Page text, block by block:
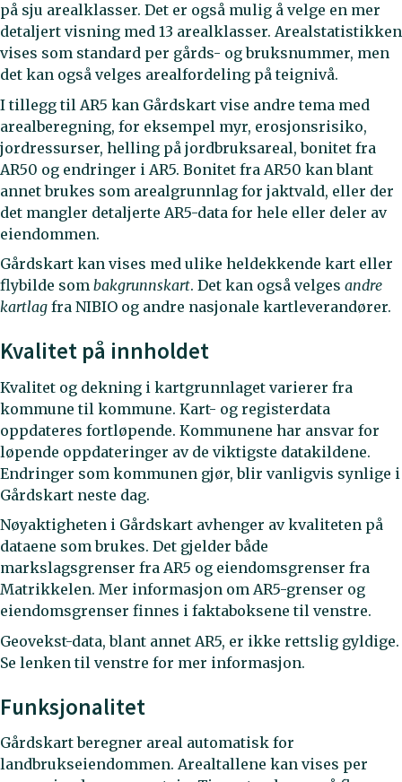
på sju arealklasser. Det er også mulig å velge en mer
detaljert visning med 13 arealklasser. Arealstatistikken
vises som standard per gårds- og bruksnummer, men
det kan også velges arealfordeling på teignivå.
I tillegg til AR5 kan Gårdskart vise andre tema med
arealberegning, for eksempel myr, erosjonsrisiko,
jordressurser, helling på jordbruksareal, bonitet fra
AR50 og endringer i AR5. Bonitet fra AR50 kan blant
annet brukes som arealgrunnlag for jaktvald, eller der
det mangler detaljerte AR5-data for hele eller deler av
eiendommen.
Gårdskart kan vises med ulike heldekkende kart eller
flybilde som bakgrunnskart. Det kan også velges andre
kartlag fra NIBIO og andre nasjonale kartleverandører.
Kvalitet på innholdet
Kvalitet og dekning i kartgrunnlaget varierer fra
kommune til kommune. Kart- og registerdata
oppdateres fortløpende. Kommunene har ansvar for
løpende oppdateringer av de viktigste datakildene.
Endringer som kommunen gjør, blir vanligvis synlige i
Gårdskart neste dag.
Nøyaktigheten i Gårdskart avhenger av kvaliteten på
dataene som brukes. Det gjelder både
markslagsgrenser fra AR5 og eiendomsgrenser fra
Matrikkelen. Mer informasjon om AR5-grenser og
eiendomsgrenser finnes i faktaboksene til venstre.
Geovekst-data, blant annet AR5, er ikke rettslig gyldige.
Se lenken til venstre for mer informasjon.
Funksjonalitet
Gårdskart beregner areal automatisk for
landbrukseiendommen. Arealtallene kan vises per